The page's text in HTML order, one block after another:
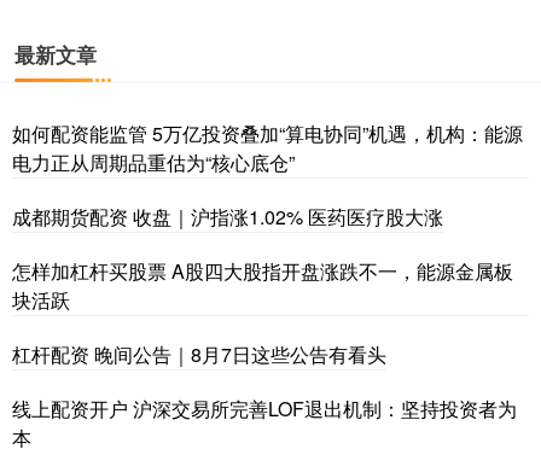
最新文章
如何配资能监管 5万亿投资叠加“算电协同”机遇，机构：能源
电力正从周期品重估为“核心底仓”
成都期货配资 收盘｜沪指涨1.02% 医药医疗股大涨
怎样加杠杆买股票 A股四大股指开盘涨跌不一，能源金属板
块活跃
杠杆配资 晚间公告｜8月7日这些公告有看头
线上配资开户 沪深交易所完善LOF退出机制：坚持投资者为
本